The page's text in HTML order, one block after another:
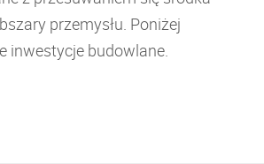
przemysłu. Poniżej
inwestycje budowlane.